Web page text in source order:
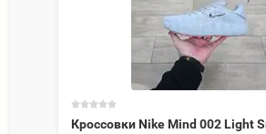
Кроссовки Nike Mind 002 Light